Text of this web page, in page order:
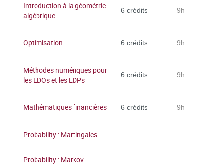
Introduction à la géométrie
algébrique
6 crédits 9h
Optimisation 6 crédits 9h
Méthodes numériques pour
les EDOs et les EDPs
6 crédits 9h
Mathématiques financières 6 crédits 9h
Probability : Martingales
Probability : Markov